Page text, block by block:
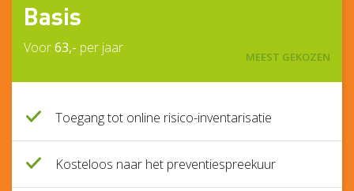
Basis
Voor63,- per jaar
MEEST GEKOZEN
Toegang tot online risico-inventarisatie
Kosteloos naar het preventiespreekuur